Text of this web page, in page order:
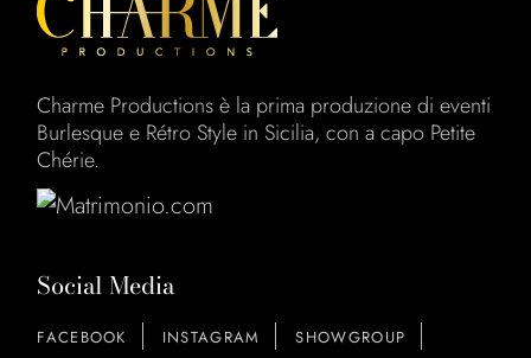
Charme Productions è la prima produzione di eventi
Burlesque e Rétro Style in Sicilia, con a capo Petite
Chérie.
Social Media
FACEBOOK INSTAGRAM
SHOWGROUP